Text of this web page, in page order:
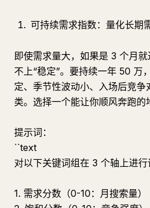
可持续需求指数：量化长期
即使需求量大，如果是 3 个月
不上“稳定”。要持续一年 50 万
定、季节性波动小、入场后竞争
类。选择一个能让你顺风奔跑的
提示词：
``text
对以下关键词组在 3 个轴上进行
1. 需求分数（0-10：月搜索量）